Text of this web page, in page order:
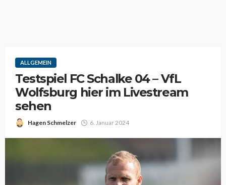
ALLGEMEIN
Testspiel FC Schalke 04 – VfL
Wolfsburg hier im Livestream
sehen
Hagen Schmelzer 6. Januar 2024